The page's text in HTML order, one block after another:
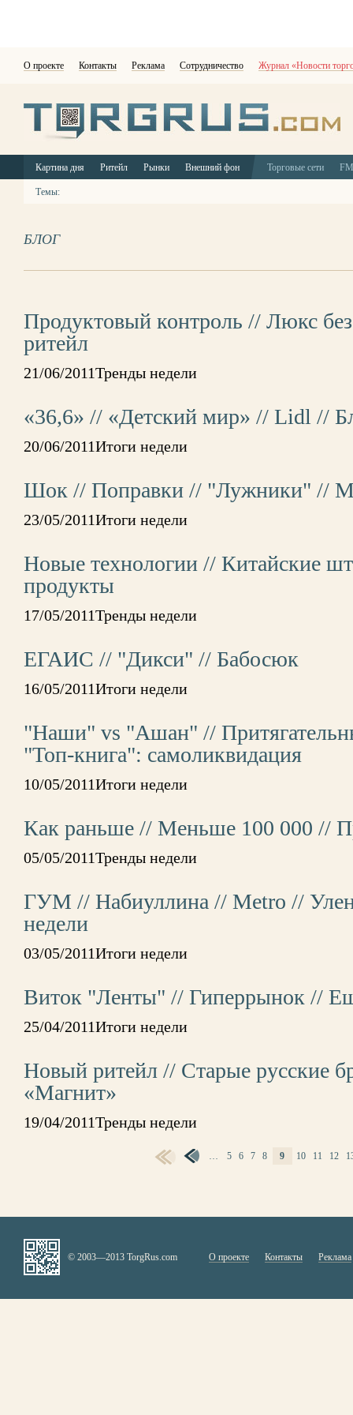
О проекте Контакты Реклама Сотрудничество Журнал «Новости
Картина дня Ритейл Рынки Внешний фон Торговые сети
Темы:
БЛОГ
Продуктовый контроль // Люкс
ритейл
21/06/2011Тренды недели
«36,6» // «Детский мир» // Lidl //
20/06/2011Итоги недели
Шок // Поправки // "Лужники" //
23/05/2011Итоги недели
Новые технологии // Китайские
продукты
17/05/2011Тренды недели
ЕГАИС // "Дикси" // Бабосюк
16/05/2011Итоги недели
"Наши" vs "Ашан" //
"Топ-книга": самоликвидация
10/05/2011Итоги недели
Как раньше // Меньше 100 000 //
05/05/2011Тренды недели
ГУМ // Набиуллина // Metro //
недели
03/05/2011Итоги недели
Виток "Ленты" // Гиперрынок //
25/04/2011Итоги недели
Новый ритейл // Старые русские
«Магнит»
19/04/2011Тренды недели
… 5 6 7 8 9 10 11 12
© 2003—2013 TorgRus.com О проекте Контакты Реклама